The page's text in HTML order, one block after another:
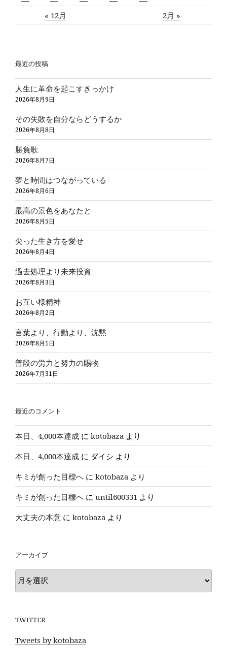
« 12月 2月 »
最近の投稿
人生に革命を起こすきっかけ
2026年8月9日
その失敗を自分ならどうするか
2026年8月8日
勝負歌
2026年8月7日
夢と時間はつながっている
2026年8月6日
最高の景色をあなたと
2026年8月5日
尖った生き方を愛せ
2026年8月4日
過去処理より未来投資
2026年8月3日
お互い様精神
2026年8月2日
言葉より、行動より、沈黙
2026年8月1日
普段の労力と努力の賜物
2026年7月31日
最近のコメント
本日、4,000本達成 に kotobaza より
本日、4,000本達成 に ダイシ より
キミが創った目標へ に kotobaza より
キミが創った目標へ に until600331 より
大丈夫の本意 に kotobaza より
アーカイブ
ア
ー
ブ
TWITTER
Tweets by kotobaza